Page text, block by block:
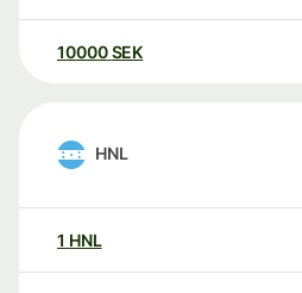
10000 SEK
HNL
1 HNL